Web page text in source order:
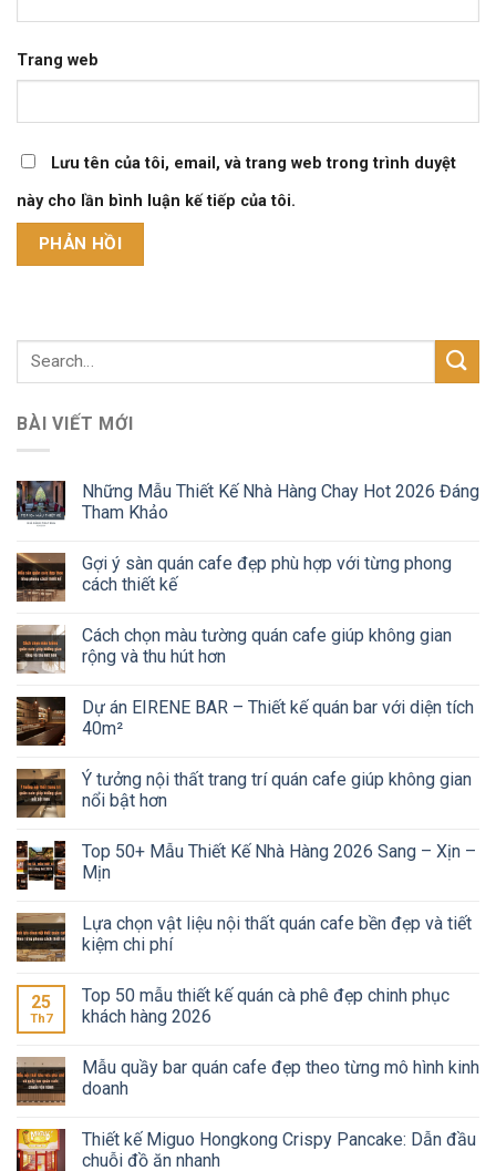
Trang web
Lưu tên của tôi, email, và trang web trong trình duyệt
này cho lần bình luận kế tiếp của tôi.
BÀI VIẾT MỚI
Những Mẫu Thiết Kế Nhà Hàng Chay Hot 2026 Đáng
Tham Khảo
Gợi ý sàn quán cafe đẹp phù hợp với từng phong
cách thiết kế
Cách chọn màu tường quán cafe giúp không gian
rộng và thu hút hơn
Dự án EIRENE BAR – Thiết kế quán bar với diện tích
40m²
Ý tưởng nội thất trang trí quán cafe giúp không gian
nổi bật hơn
Top 50+ Mẫu Thiết Kế Nhà Hàng 2026 Sang – Xịn –
Mịn
Lựa chọn vật liệu nội thất quán cafe bền đẹp và tiết
kiệm chi phí
25
Th7
Top 50 mẫu thiết kế quán cà phê đẹp chinh phục
khách hàng 2026
Mẫu quầy bar quán cafe đẹp theo từng mô hình kinh
doanh
Thiết kế Miguo Hongkong Crispy Pancake: Dẫn đầu
chuỗi đồ ăn nhanh